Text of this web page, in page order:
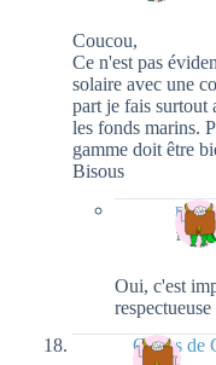
Coucou,
Ce n'est pas
solaire avec une
part je fais surtout
les fonds marins.
gamme doit être
Bisous
13
Oui, c'est
Coups de